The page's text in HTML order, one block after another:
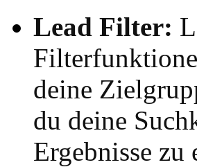
Lead Filter:
deine
du deine
Ergebnisse zu